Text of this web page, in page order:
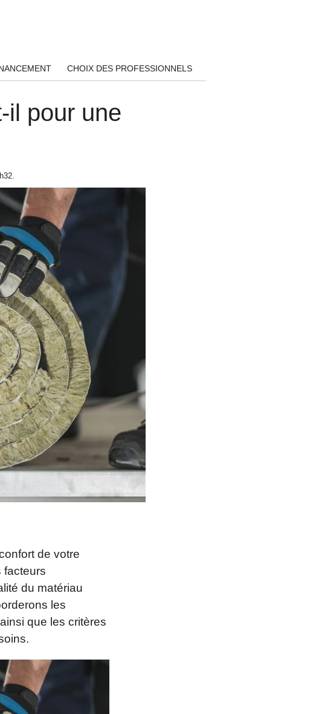
CHOIX DES PROFESSIONNELS
il pour une
.
de votre
facteurs
du matériau
les
que les critères